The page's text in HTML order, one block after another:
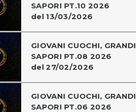
SAPORI PT.10 2026
del 13/03/2026
GIOVANI CUOCHI, GRANDI
SAPORI PT.08 2026
del 27/02/2026
GIOVANI CUOCHI, GRANDI
SAPORI PT.06 2026